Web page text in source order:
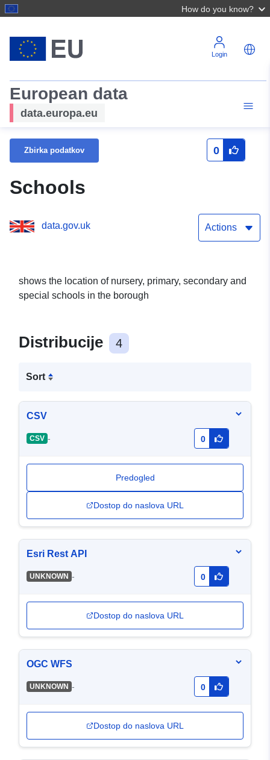
How do you know?
Login
European data
data.europa.eu
Zbirka podatkov 0
Schools
data.gov.uk Actions
shows the location of nursery, primary, secondary and
special schools in the borough
Distribucije 4
Sort
CSV
CSV - 0
Predogled
Dostop do naslova URL
Esri Rest API
UNKNOWN - 0
Dostop do naslova URL
OGC WFS
UNKNOWN - 0
Dostop do naslova URL